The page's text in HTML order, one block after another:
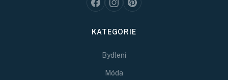
KATEGORIE
Bydlení
Móda